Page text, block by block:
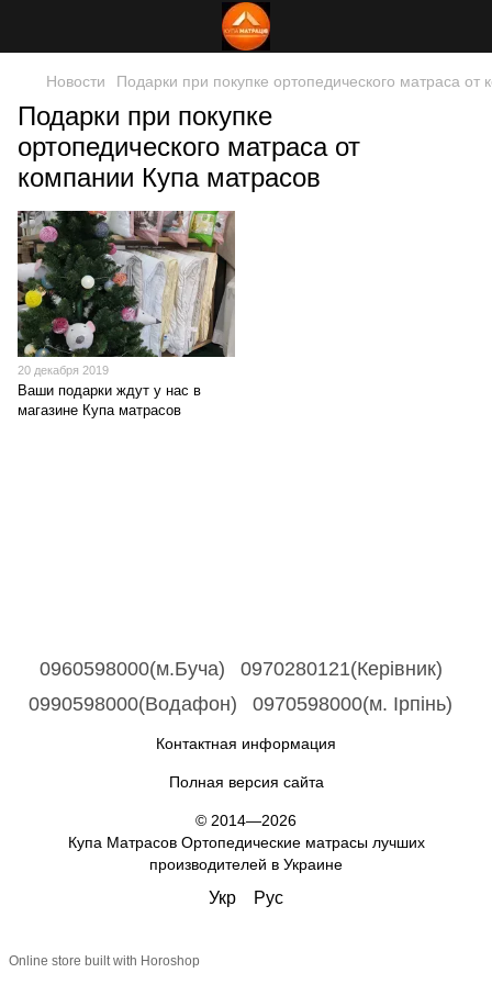
Новости Подарки при покупке ортопедического матраса от
Подарки при покупке
ортопедического матраса от
компании Купа матрасов
20 декабря 2019
Ваши подарки ждут у нас в
магазине Купа матрасов
0960598000(м.Буча)
0970280121(Керівник)
0990598000(Водафон)
0970598000(м. Ірпінь)
Контактная информация
Полная версия сайта
© 2014—2026
Купа Матрасов Ортопедические матрасы лучших
производителей в Украине
Укр Рус
Online store built with Horoshop